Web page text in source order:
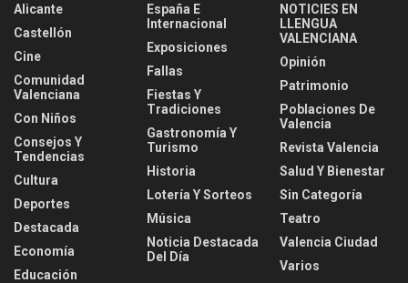
Alicante
Castellón
Cine
Comunidad
Valenciana
Con Niños
Consejos Y
Tendencias
Cultura
Deportes
Destacada
Economía
Educación
España E
Internacional
Exposiciones
Fallas
Fiestas Y
Tradiciones
Gastronomía Y
Turismo
Historia
Lotería Y Sorteos
Música
Noticia Destacada
Del Día
NOTICIES EN
LLENGUA
VALENCIANA
Opinión
Patrimonio
Poblaciones De
Valencia
Revista Valencia
Salud Y Bienestar
Sin Categoría
Teatro
Valencia Ciudad
Varios